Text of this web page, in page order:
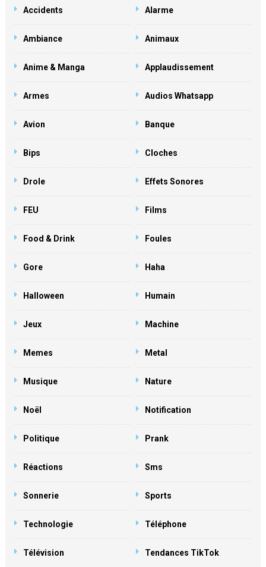
Accidents Alarme
Ambiance Animaux
Anime & Manga Applaudissement
Armes Audios Whatsapp
Avion Banque
Bips Cloches
Drole Effets Sonores
FEU Films
Food & Drink Foules
Gore Haha
Halloween Humain
Jeux Machine
Memes Metal
Musique Nature
Noël Notification
Politique Prank
Réactions Sms
Sonnerie Sports
Technologie Téléphone
Télévision Tendances TikTok